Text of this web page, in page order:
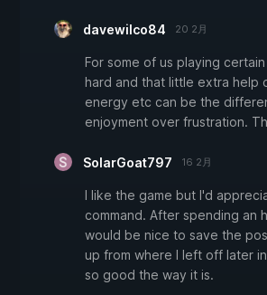
davewilco84 20 2月
For some of us playing
hard and that little extra help
energy etc can be the
enjoyment over frustration.
SolarGoat797 16 2月
I like the game but I'd
command. After spending an
would be nice to save the
up from where I left off later
so good the way it is.